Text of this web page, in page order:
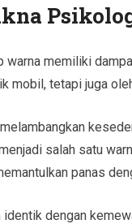
warna memiliki
mobil, tetapi juga
salah satu
panas
identik dengan